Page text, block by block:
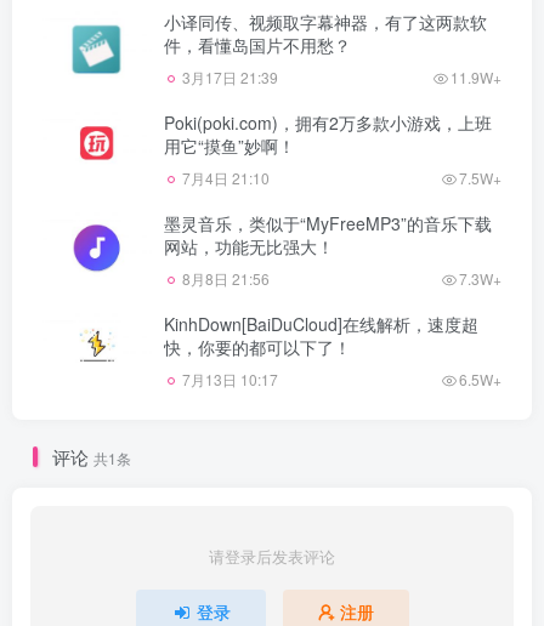
小译同传、视频取字幕神器，有了这两款软
件，看懂岛国片不用愁？
3月17日 21:39 11.9W+
Poki(poki.com)，拥有2万多款小游戏，上班
用它“摸鱼”妙啊！
7月4日 21:10 7.5W+
墨灵音乐，类似于“MyFreeMP3”的音乐下载
网站，功能无比强大！
8月8日 21:56 7.3W+
KinhDown[BaiDuCloud]在线解析，速度超
快，你要的都可以下了！
7月13日 10:17 6.5W+
评论 共1条
请登录后发表评论
登录 注册